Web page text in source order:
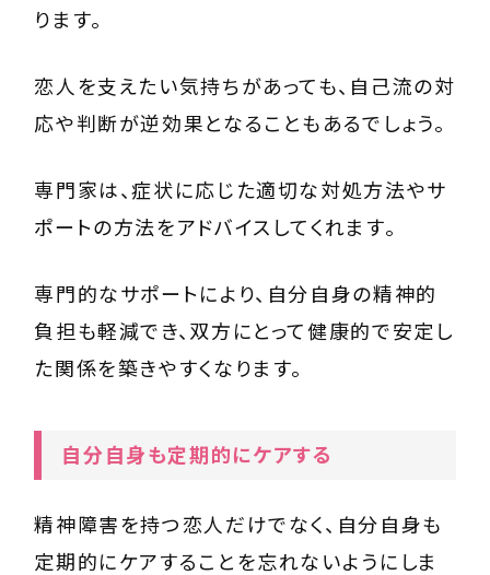
ります。
恋人を支えたい気持ちがあっても、自己流の対
応や判断が逆効果となることもあるでしょう。
専門家は、症状に応じた適切な対処方法やサ
ポートの方法をアドバイスしてくれます。
専門的なサポートにより、自分自身の精神的
負担も軽減でき、双方にとって健康的で安定し
た関係を築きやすくなります。
自分自身も定期的にケアする
精神障害を持つ恋人だけでなく、自分自身も
定期的にケアすることを忘れないようにしま